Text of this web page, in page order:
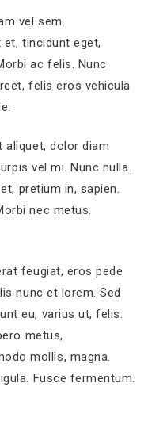
vel sem.
tincidunt eget,
ac felis. Nunc
felis eros vehicula
aliquet, dolor diam
vel mi. Nunc nulla.
pretium in, sapien.
nec metus.
feugiat, eros pede
nunc et lorem. Sed
eu, varius ut, felis.
metus,
mollis, magna.
Fusce fermentum.